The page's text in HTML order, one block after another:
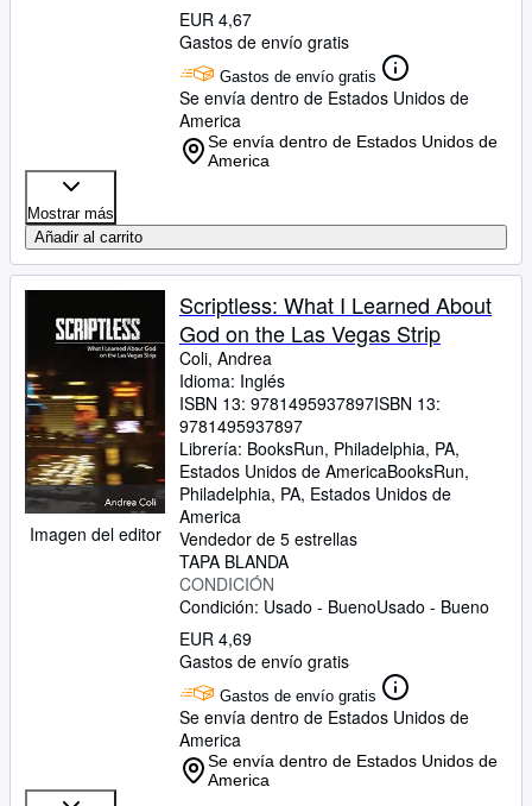
EUR 4,67
Gastos de envío gratis
Gastos de envío gratis
Se envía dentro de Estados Unidos de
America
Se envía dentro de Estados Unidos de
America
Mostrar más
Añadir al carrito
Imagen del editor
Scriptless: What I Learned About
God on the Las Vegas Strip
Coli, Andrea
Idioma: Inglés
ISBN 13: 9781495937897ISBN 13:
9781495937897
Librería: BooksRun, Philadelphia, PA,
Estados Unidos de AmericaBooksRun,
Philadelphia, PA, Estados Unidos de
America
Vendedor de 5 estrellas
TAPA BLANDA
CONDICIÓN
Condición: Usado - BuenoUsado - Bueno
EUR 4,69
Gastos de envío gratis
Gastos de envío gratis
Se envía dentro de Estados Unidos de
America
Se envía dentro de Estados Unidos de
America